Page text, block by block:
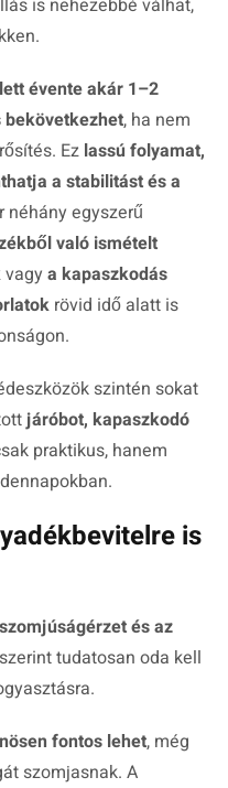
is nehezebbé válhat,
évente akár 1–2
, ha nem
Ez lassú folyamat,
a stabilitást és a
néhány egyszerű
való ismételt
vagy a kapaszkodás
rövid idő alatt is
szintén sokat
járóbot, kapaszkodó
praktikus, hanem
is
és az
tudatosan oda kell
fontos lehet, még
szomjasnak. A